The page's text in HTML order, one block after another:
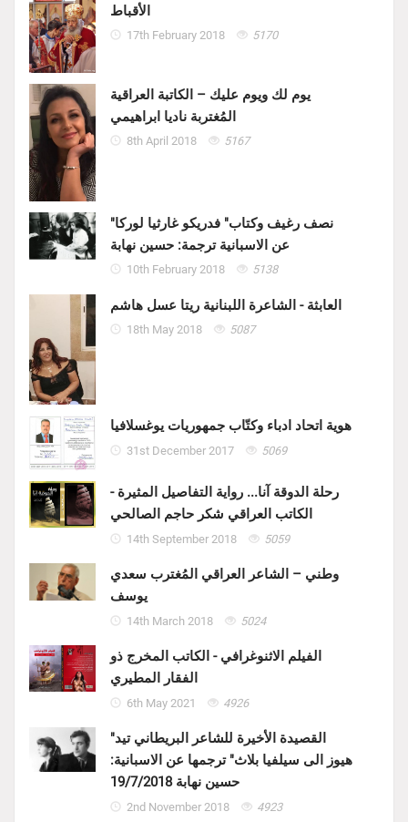
الأقباط
17th February 2018 5170
يوم لك ويوم عليك – الكاتبة العراقية
المُغتربة ناديا ابراهيمي
8th April 2018 5167
"نصف رغيف وكتاب" فدريكو غارثيا لوركا
عن الاسبانية ترجمة: حسين نهابة
10th February 2018 5138
العابثة - الشاعرة اللبنانية ريتا عسل هاشم
18th May 2018 5087
هوية اتحاد ادباء وكتّاب جمهوريات يوغسلافيا
31st December 2017 5069
رحلة الدوقة آنا... رواية التفاصيل المثيرة -
الكاتب العراقي شكر حاجم الصالحي
14th September 2018 5059
وطني – الشاعر العراقي المُغترب سعدي
يوسف
14th March 2018 5024
الفيلم الاثنوغرافي - الكاتب المخرج ذو
الفقار المطيري
6th May 2021 4926
"القصيدة الأخيرة للشاعر البريطاني تيد
هيوز الى سيلفيا بلاث" ترجمها عن الاسبانية:
حسين نهابة 19/7/2018
2nd November 2018 4923